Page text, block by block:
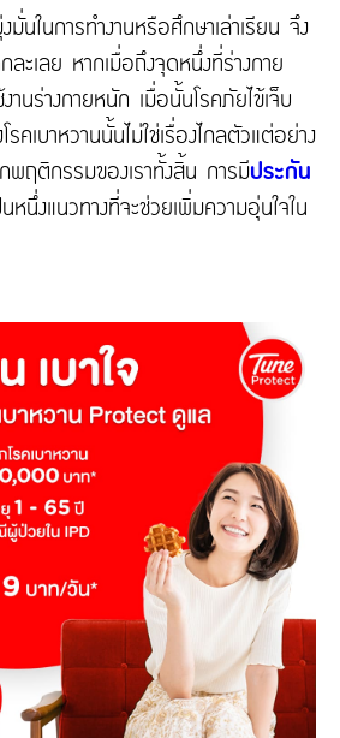
นในการทำงานหรือศึกษาเล่าเรียน จึง
ะเลย หากเมื่อถึงจุดหนึ่งที่ร่างกาย
านร่างกายหนัก เมื่อนั้นโรคภัยไข้เจ็บ
เบาหวานนั้นไม่ใช่เรื่องไกลตัวแต่อย่าง
พฤติกรรมของเราทั้งสิ้น การมีประกัน
หนึ่งแนวทางที่จะช่วยเพิ่มความอุ่นใจใน